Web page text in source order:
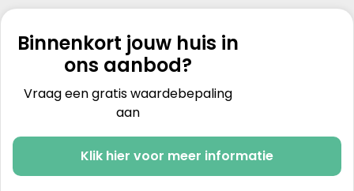
Binnenkort jouw huis in
ons aanbod?
Vraag een gratis waardebepaling
aan
Klik hier voor meer informatie